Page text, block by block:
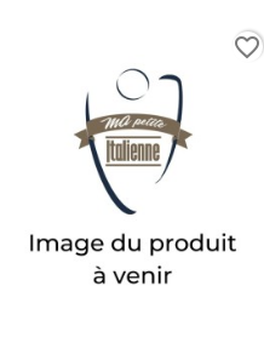
favorite_border